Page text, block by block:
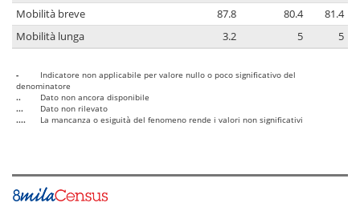
Mobilità breve 87.8 80.4
81.4
Mobilità lunga
3.2 5 5
-
Indicatore non applicabile per valore nullo o poco significativo del
denominatore
..
Dato non ancora disponibile
...
Dato non rilevato
....
La mancanza o esiguità del fenomeno rende i valori non significativi